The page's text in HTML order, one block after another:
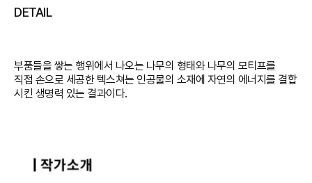
DETAIL
부품들을 쌓는 행위에서 나오는 나무의 형태와 나무의 모티프를
직접 손으로 세공한 텍스쳐는 인공물의 소재에 자연의 에너지를 결합
시킨 생명력 있는 결과이다.